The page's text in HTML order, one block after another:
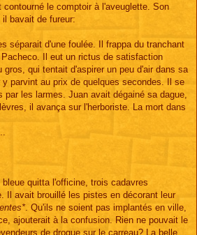
contourné le comptoir à l'aveuglette. Son
bavait de fureur:
séparait d'une foulée. Il frappa du tranchant
Il eut un rictus de satisfaction
qui tentait d'aspirer un peu d'air dans sa
y parvint au prix de quelques secondes. Il se
les larmes. Juan avait dégainé sa dague,
il avança sur l'herboriste. La mort dans
bleue quitta l'officine, trois cadavres
Il avait brouillé les pistes en décorant leur
. Qu'ils ne soient pas implantés en ville,
ajouterait à la confusion. Rien ne pouvait le
de drogue sur le carreau? La belle